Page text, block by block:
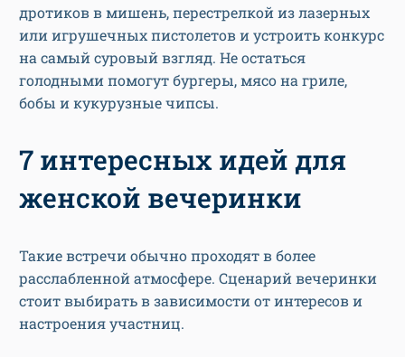
дротиков в мишень, перестрелкой из лазерных
или игрушечных пистолетов и устроить конкурс
на самый суровый взгляд. Не остаться
голодными помогут бургеры, мясо на гриле,
бобы и кукурузные чипсы.
7 интересных идей для
женской вечеринки
Такие встречи обычно проходят в более
расслабленной атмосфере. Сценарий вечеринки
стоит выбирать в зависимости от интересов и
настроения участниц.